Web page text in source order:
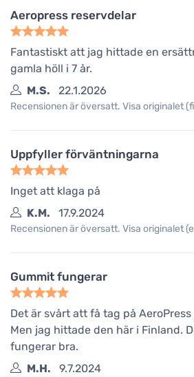
Aeropress reservdelar
Fantastiskt att jag hittade en
gamla höll i 7 år.
M.S.
22.1.2026
Recensionen är översatt. Visa originalet
Uppfyller förväntningarna
Inget att klaga på
K.M.
17.9.2024
Recensionen är översatt. Visa originalet
Gummit fungerar
Det är svårt att få tag på
Men jag hittade den här i Finland.
fungerar bra.
M.H.
9.7.2024